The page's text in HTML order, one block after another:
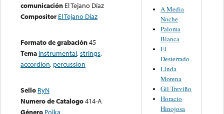
comunicación El Tejano Díaz
Compositor El Tejano Díaz
Formato de grabación45
Tema instrumental,strings,
accordion, percussion
Sello RyN
Numero de Catalogo414-A
Género Polka
A Media
Noche
Paloma
Blanca
El
Desterrado
Linda
Morena
Gil Treviño
Horacio
Hinojosa